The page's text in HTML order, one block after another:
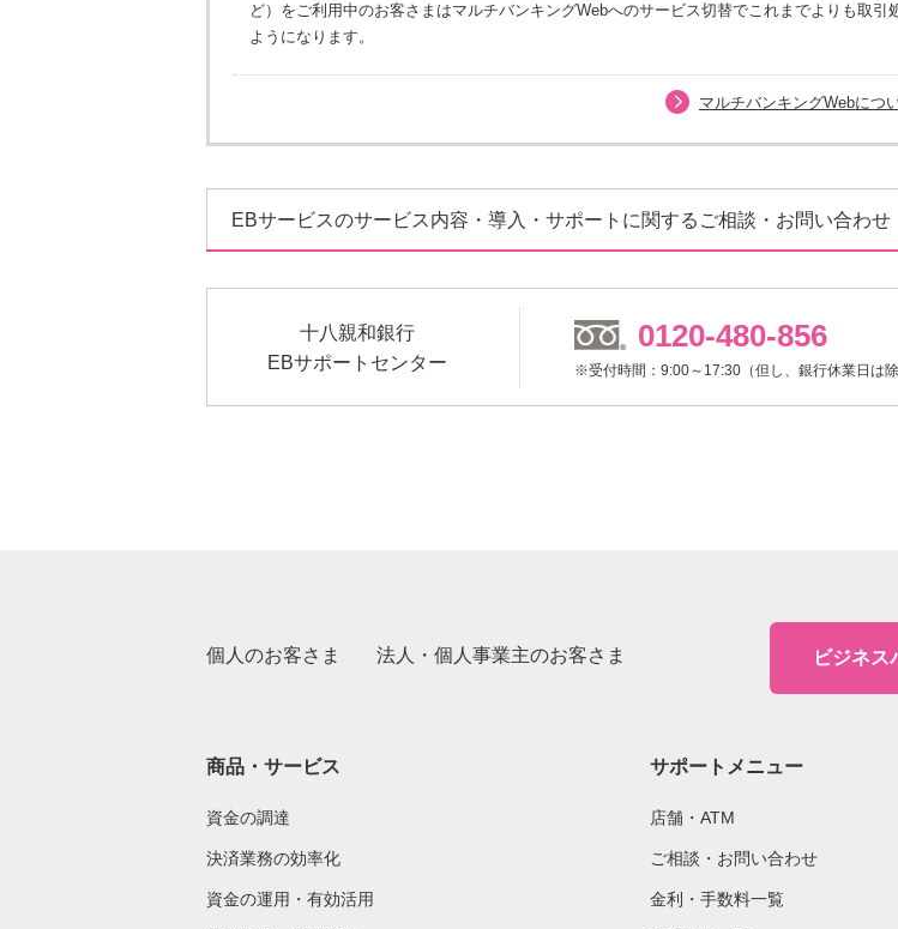
ど）をご利用中のお客さまはマルチバンキングWebへのサービス切替でこれまでよりも取引
ようになります。
マルチバンキングWebにつ
EBサービスのサービス内容・導入・サポートに関するご相談・お問い合わせ
十八親和銀行
EBサポートセンター
0120-480-856
※受付時間：9:00～17:30（但し、銀行休業日は除
個人のお客さま 法人・個人事業主のお客さま ビジネス
商品・サービス
資金の調達
決済業務の効率化
資金の運用・有効活用
サポートメニュー
店舗・ATM
ご相談・お問い合わせ
金利・手数料一覧